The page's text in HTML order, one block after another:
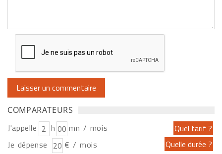
COMPARATEURS
J'appelle h
mn / mois
Je dépense
€ / mois